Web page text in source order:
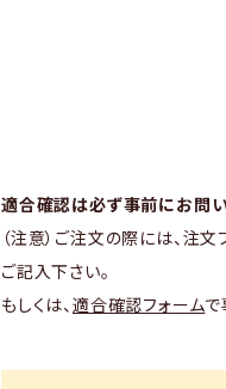
適合確認は必ず事前にお問い
（注意）ご注文の際には、注文
ご記入下さい。
もしくは、 適合確認フォームで